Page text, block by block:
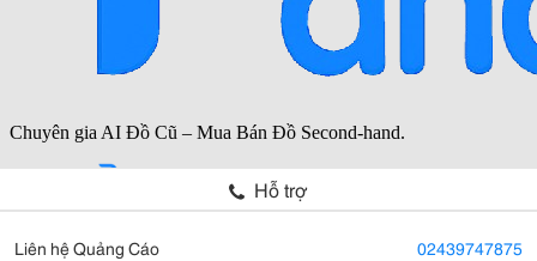
Hỗ trợ
Liên hệ Quảng Cáo 02439747875